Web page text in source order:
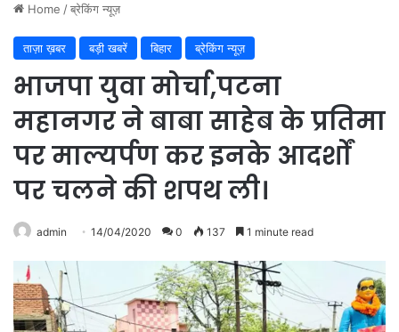
Home /ब्रेकिंग न्यूज़
ताज़ा ख़बर बड़ी खबरें बिहार ब्रेकिंग न्यूज़
भाजपा युवा मोर्चा,पटना
महानगर ने बाबा साहेब के प्रतिमा
पर माल्यर्पण कर इनके आदर्शों
पर चलने की शपथ ली।
admin 14/04/2020 0 137 1 minute read